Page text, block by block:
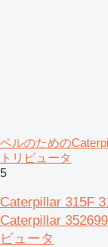
ベルのための
トリビュータ
5
Caterpillar 315F
Caterpillar
ビュータ